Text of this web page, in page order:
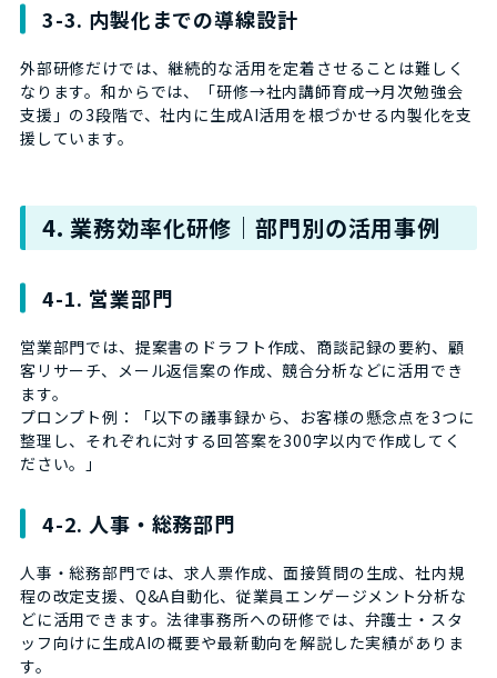
3-3. 内製化までの導線設計
外部研修だけでは、継続的な活用を定着させることは難しく
なります。和からでは、「研修→社内講師育成→月次勉強会
支援」の3段階で、社内に生成AI活用を根づかせる内製化を支
援しています。
4. 業務効率化研修｜部門別の活用事例
4-1. 営業部門
営業部門では、提案書のドラフト作成、商談記録の要約、顧
客リサーチ、メール返信案の作成、競合分析などに活用でき
ます。
プロンプト例：「以下の議事録から、お客様の懸念点を3つに
整理し、それぞれに対する回答案を300字以内で作成してく
ださい。」
4-2. 人事・総務部門
人事・総務部門では、求人票作成、面接質問の生成、社内規
程の改定支援、Q&A自動化、従業員エンゲージメント分析な
どに活用できます。法律事務所への研修では、弁護士・スタ
ッフ向けに生成AIの概要や最新動向を解説した実績がありま
す。